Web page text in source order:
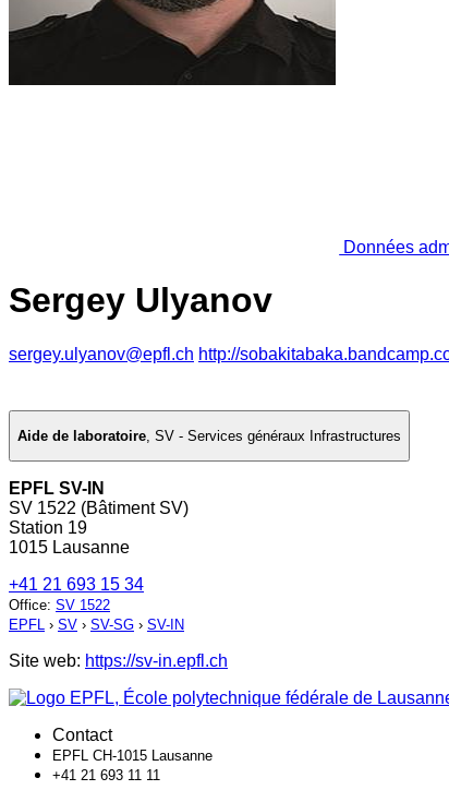
Données
Sergey Ulyanov
sergey.ulyanov@epfl.ch http://
Aide de laboratoire, SV - Services généraux Infrastructures
EPFL SV-IN
SV 1522 (Bâtiment SV)
Station 19
1015 Lausanne
+41 21 693 15 34
Office: SV 1522
EPFL › SV › SV-SG › SV-IN
Site web: https://sv-in.epfl.ch
Contact
EPFL CH-1015 Lausanne
+41 21 693 11 11